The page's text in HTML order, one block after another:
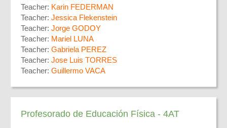
Teacher: Karin FEDERMAN
Teacher: Jessica Flekenstein
Teacher: Jorge GODOY
Teacher: Mariel LUNA
Teacher: Gabriela PEREZ
Teacher: Jose Luis TORRES
Teacher: Guillermo VACA
Profesorado de Educación Física - 4AT